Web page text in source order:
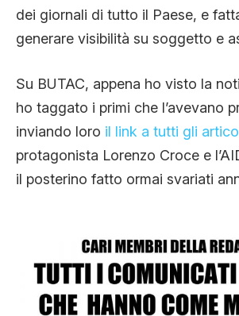
dei giornali di tutto il Paese, e
generare visibilità su soggetto e
Su BUTAC, appena ho visto la
ho taggato i primi che l’avevano
inviando loro il link a tutti gli
protagonista Lorenzo Croce e
il posterino fatto ormai svariati